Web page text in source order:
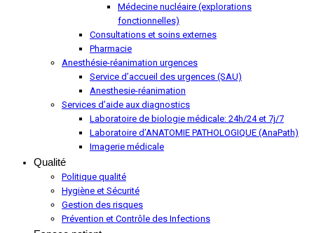
Médecine nucléaire (explorations
fonctionnelles)
Consultations et soins externes
Pharmacie
Anesthésie-réanimation urgences
Service d’accueil des urgences (SAU)
Anesthesie-réanimation
Services d’aide aux diagnostics
Laboratoire de biologie médicale: 24h/24 et 7j/7
Laboratoire d’ANATOMIE PATHOLOGIQUE (AnaPath)
Imagerie médicale
Qualité
Politique qualité
Hygiène et Sécurité
Gestion des risques
Prévention et Contrôle des Infections